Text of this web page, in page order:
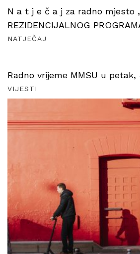
N a t j e č a j za radno mjesto
REZIDENCIJALNOG
NATJEČAJ
Radno vrijeme MMSU u petak,
VIJESTI